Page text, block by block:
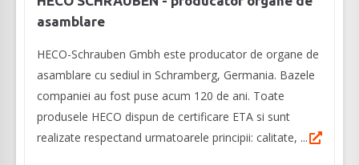
asamblare
HECO-Schrauben Gmbh este producator de organe de
asamblare cu sediul in Schramberg, Germania. Bazele
companiei au fost puse acum 120 de ani. Toate
produsele HECO dispun de certificare ETA si sunt
realizate respectand urmatoarele principii: calitate, ...